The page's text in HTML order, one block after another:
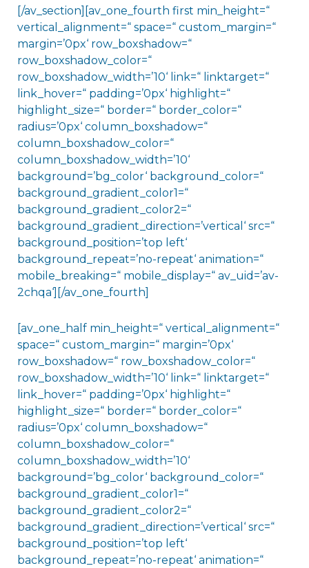
[/av_section][av_one_fourth first min_height=“
vertical_alignment=“ space=“ custom_margin=“
margin=’0px‘ row_boxshadow=“
row_boxshadow_color=“
row_boxshadow_width=’10‘ link=“ linktarget=“
link_hover=“ padding=’0px‘ highlight=“
highlight_size=“ border=“ border_color=“
radius=’0px‘ column_boxshadow=“
column_boxshadow_color=“
column_boxshadow_width=’10‘
background=’bg_color‘ background_color=“
background_gradient_color1=“
background_gradient_color2=“
background_gradient_direction=’vertical‘ src=“
background_position=’top left‘
background_repeat=’no-repeat‘ animation=“
mobile_breaking=“ mobile_display=“ av_uid=’av-
2chqa‘][/av_one_fourth]
[av_one_half min_height=“ vertical_alignment=“
space=“ custom_margin=“ margin=’0px‘
row_boxshadow=“ row_boxshadow_color=“
row_boxshadow_width=’10‘ link=“ linktarget=“
link_hover=“ padding=’0px‘ highlight=“
highlight_size=“ border=“ border_color=“
radius=’0px‘ column_boxshadow=“
column_boxshadow_color=“
column_boxshadow_width=’10‘
background=’bg_color‘ background_color=“
background_gradient_color1=“
background_gradient_color2=“
background_gradient_direction=’vertical‘ src=“
background_position=’top left‘
background_repeat=’no-repeat‘ animation=“